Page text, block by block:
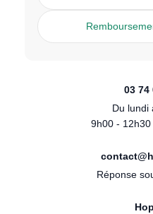
03 74
Du lundi
9h00 -
Réponse